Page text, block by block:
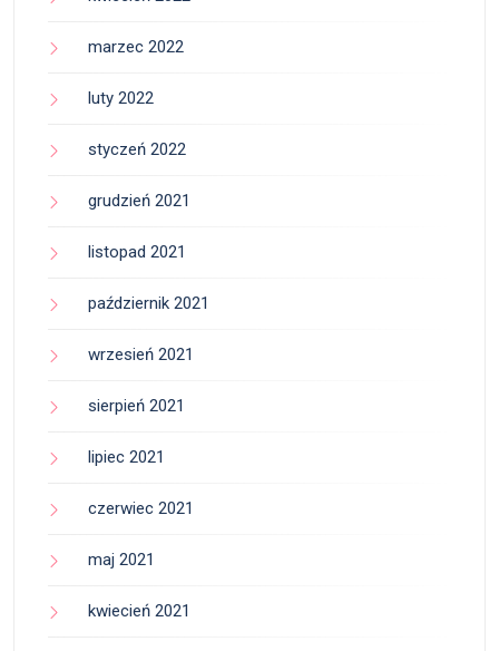
marzec 2022
luty 2022
styczeń 2022
grudzień 2021
listopad 2021
październik 2021
wrzesień 2021
sierpień 2021
lipiec 2021
czerwiec 2021
maj 2021
kwiecień 2021